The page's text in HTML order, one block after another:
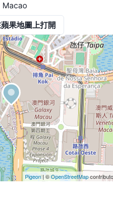
Macao
果地圖上打開
Pigeon|©OpenStreetMap